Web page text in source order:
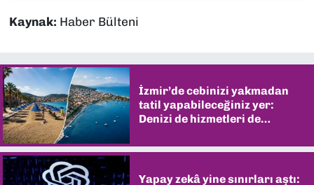
Kaynak: Haber Bülteni
İzmir’de cebinizi yakmadan
tatil yapabileceğiniz yer:
Denizi de hizmetleri de
Yapay zekâ yine sınırları aştı: